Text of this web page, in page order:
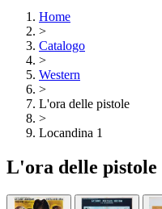
Home
>
Catalogo
>
Western
>
L'ora delle pistole
>
Locandina 1
L'ora delle pistole